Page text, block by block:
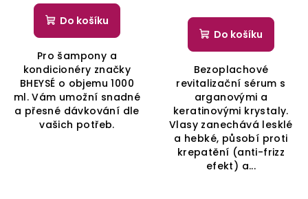
Do košíku
Pro šampony a
kondicionéry značky
BHEYSÉ o objemu 1000
ml. Vám umožní snadné
a přesné dávkování dle
vašich potřeb.
Do košíku
Bezoplachové
revitalizační sérum s
arganovými a
keratinovými krystaly.
Vlasy zanechává lesklé
a hebké, působí proti
krepatění (anti-frizz
efekt) a...